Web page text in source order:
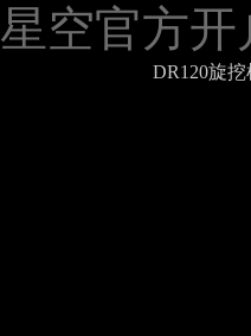
星空官方开
DR120旋